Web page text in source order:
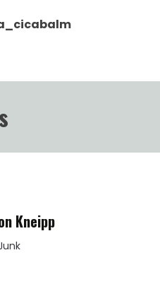
Kneipp